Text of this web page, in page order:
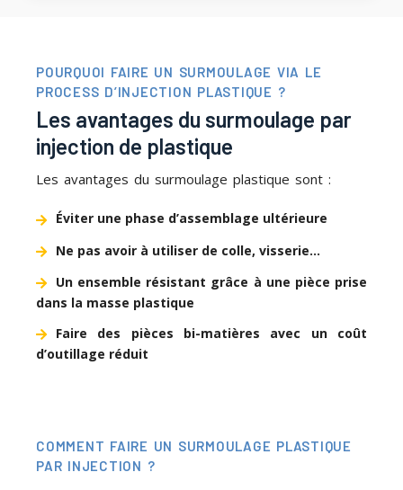
POURQUOI FAIRE UN SURMOULAGE VIA LE
PROCESS D’INJECTION PLASTIQUE ?
Les avantages du surmoulage par
injection de plastique
Les avantages du surmoulage plastique sont :
Éviter une phase d’assemblage ultérieure
Ne pas avoir à utiliser de colle, visserie…
Un ensemble résistant grâce à une pièce prise
dans la masse plastique
Faire des pièces bi-matières avec un coût
d’outillage réduit
COMMENT FAIRE UN SURMOULAGE PLASTIQUE
PAR INJECTION ?